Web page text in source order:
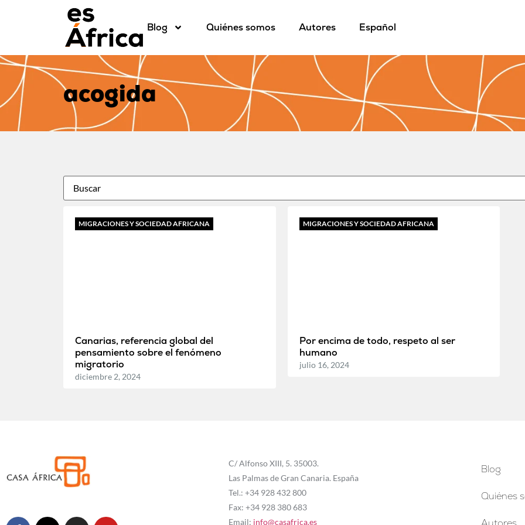
Blog Quiénes somos Autores Español
acogida
MIGRACIONES Y SOCIEDAD AFRICANA
Canarias, referencia global del
pensamiento sobre el fenómeno
migratorio
diciembre 2, 2024
MIGRACIONES Y SOCIEDAD AFRICANA
Por encima de todo, respeto al ser
humano
julio 16, 2024
C/ Alfonso XIII, 5. 35003.
Las Palmas de Gran Canaria. España
Tel.: +34 928 432 800
Fax: +34 928 380 683
Email: info@casafrica.es
Blog
Quiénes